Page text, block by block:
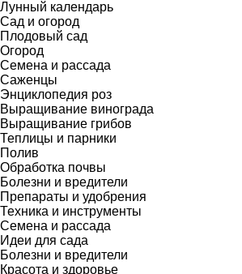
Лунный календарь
Сад и огород
Плодовый сад
Огород
Семена и рассада
Саженцы
Энциклопедия роз
Выращивание винограда
Выращивание грибов
Теплицы и парники
Полив
Обработка почвы
Болезни и вредители
Препараты и удобрения
Техника и инструменты
Семена и рассада
Идеи для сада
Болезни и вредители
Красота и здоровье